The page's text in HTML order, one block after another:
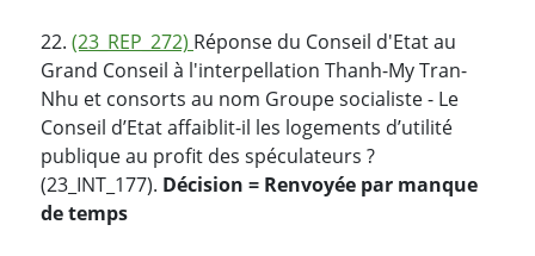
22. (23_REP_272) Réponse du Conseil d'Etat au
Grand Conseil à l'interpellation Thanh-My Tran-
Nhu et consorts au nom Groupe socialiste - Le
Conseil d’Etat affaiblit-il les logements d’utilité
publique au profit des spéculateurs ?
(23_INT_177). Décision = Renvoyée par manque
de temps